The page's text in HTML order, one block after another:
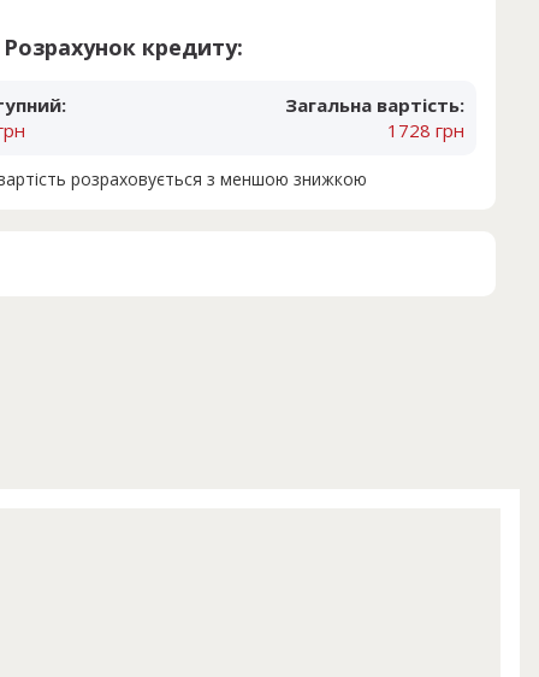
Розрахунок кредиту:
Загальна вартість:
1728 грн
розраховується з меншою знижкою